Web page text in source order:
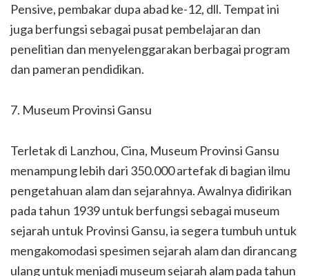
Pensive, pembakar dupa abad ke-12, dll. Tempat ini
juga berfungsi sebagai pusat pembelajaran dan
penelitian dan menyelenggarakan berbagai program
dan pameran pendidikan.
7. Museum Provinsi Gansu
Terletak di Lanzhou, Cina, Museum Provinsi Gansu
menampung lebih dari 350.000 artefak di bagian ilmu
pengetahuan alam dan sejarahnya. Awalnya didirikan
pada tahun 1939 untuk berfungsi sebagai museum
sejarah untuk Provinsi Gansu, ia segera tumbuh untuk
mengakomodasi spesimen sejarah alam dan dirancang
ulang untuk menjadi museum sejarah alam pada tahun